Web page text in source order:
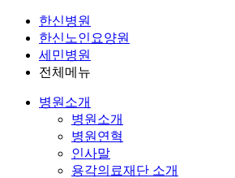
한신병원
한신노인요양원
세민병원
전체메뉴
병원소개
병원소개
병원연혁
인사말
용각의료재단 소개